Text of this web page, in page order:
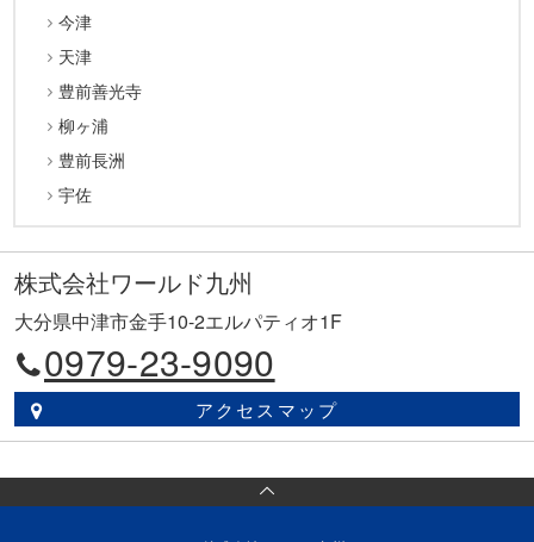
今津
天津
豊前善光寺
柳ヶ浦
豊前長洲
宇佐
株式会社ワールド九州
大分県中津市金手10-2エルパティオ1F
0979-23-9090
アクセスマップ